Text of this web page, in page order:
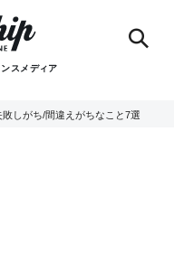
スメディア
しがち/間違えがちなこと7選